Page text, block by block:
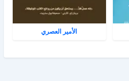
الأمير العصري